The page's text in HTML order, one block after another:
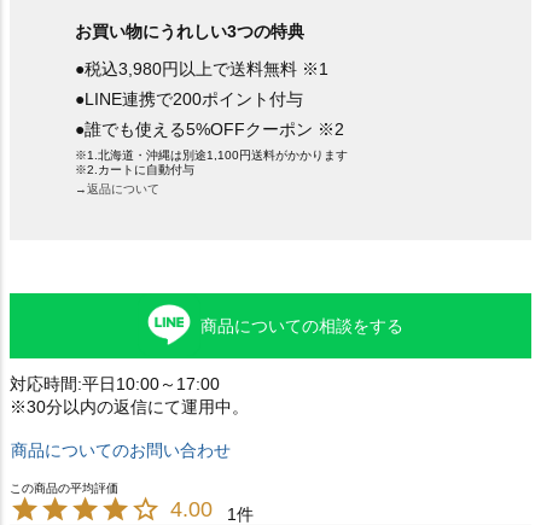
お買い物にうれしい3つの特典
●税込3,980円以上で送料無料 ※1
●LINE連携で200ポイント付与
●誰でも使える5%OFFクーポン ※2
※1.北海道・沖縄は別途1,100円送料がかかります
※2.カートに自動付与
→返品について
商品についての相談をする
対応時間:平日10:00～17:00
※30分以内の返信にて運用中。
商品についてのお問い合わせ
4.00 1